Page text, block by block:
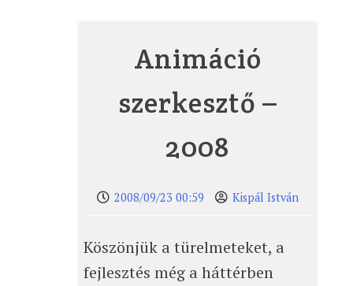
Animáció
szerkesztő –
2008
2008/09/23 00:59 Kispál István
Köszönjük a türelmeteket, a
fejlesztés még a háttérben